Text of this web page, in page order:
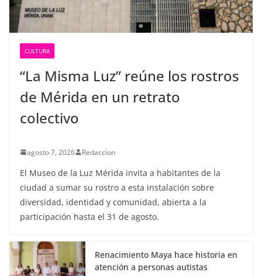
CULTURA
“La Misma Luz” reúne los rostros
de Mérida en un retrato
colectivo
agosto 7, 2026 Redaccion
El Museo de la Luz Mérida invita a habitantes de la
ciudad a sumar su rostro a esta instalación sobre
diversidad, identidad y comunidad, abierta a la
participación hasta el 31 de agosto.
Renacimiento Maya hace historia en
atención a personas autistas